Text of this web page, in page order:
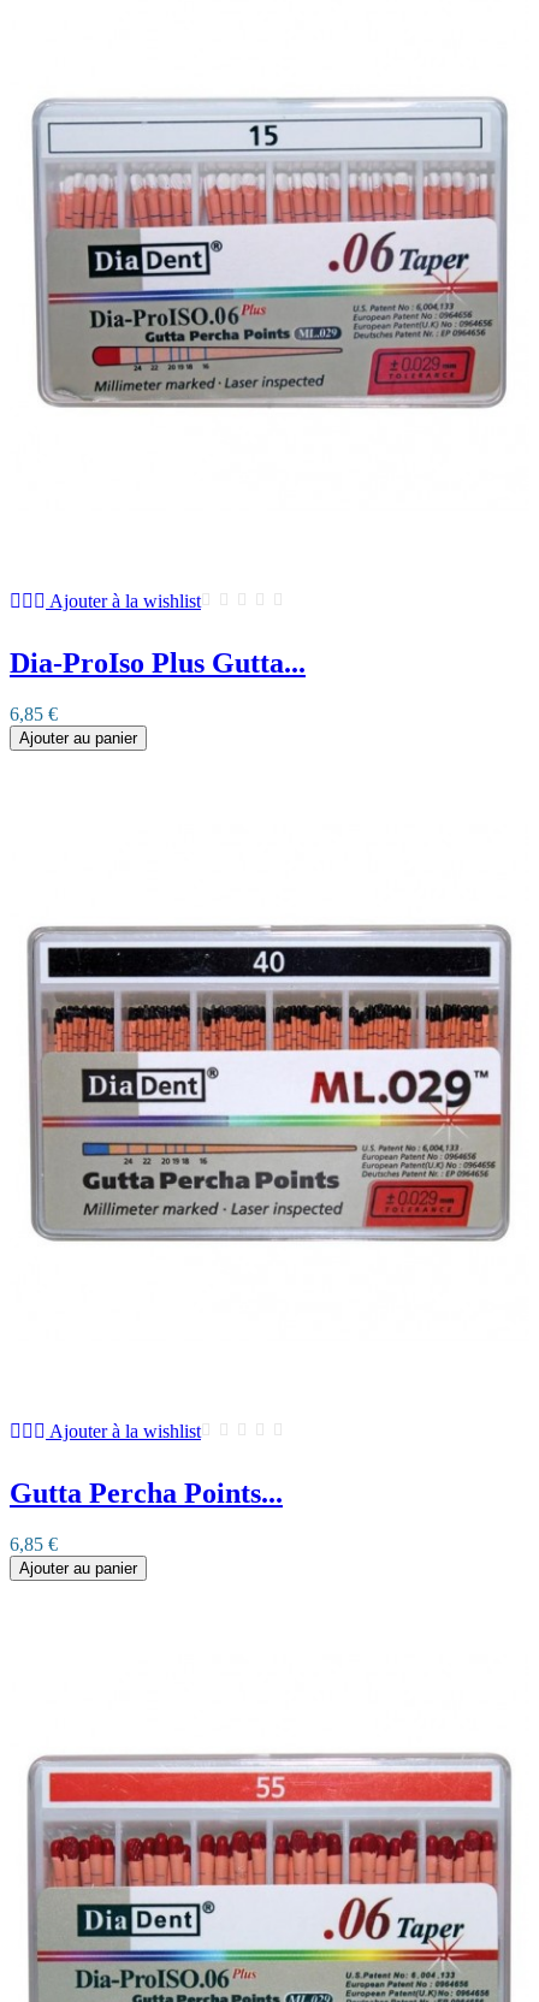
Ajouter à la wishlist
Dia-ProIso Plus Gutta...
6,85 €
Ajouter au panier
Ajouter à la wishlist
Gutta Percha Points...
6,85 €
Ajouter au panier